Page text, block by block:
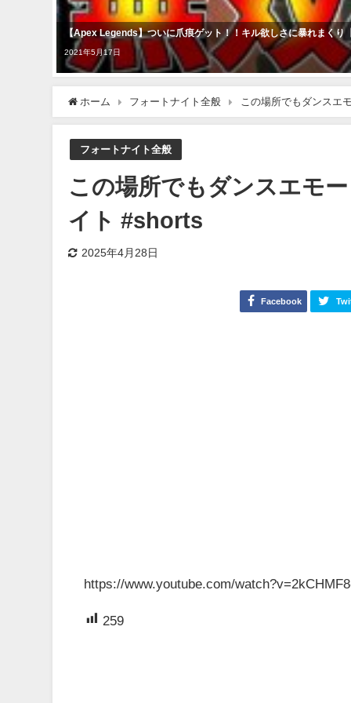
【Apex Legends】ついに爪痕ゲット！！キル欲しさに暴れまくり
2021年5月17日
ホーム フォートナイト全般 この場所でもダンスエ
フォートナイト全般
この場所でもダンスエモ
イト #shorts
2025年4月28日
Facebook
https://www.youtube.com/
259